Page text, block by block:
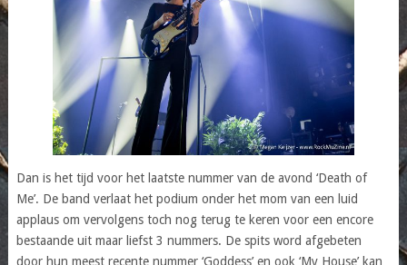
Dan is het tijd voor het laatste nummer van de avond ‘Death of
Me’. De band verlaat het podium onder het mom van een luid
applaus om vervolgens toch nog terug te keren voor een encore
bestaande uit maar liefst 3 nummers. De spits word afgebeten
door hun meest recente nummer ‘Goddess’ en ook ‘My House’ kan